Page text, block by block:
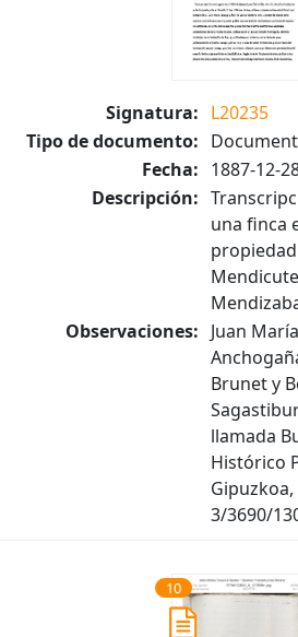
Signatura: L20235
Tipo de documento:
Fecha: 1887-12-
Descripción:
una finca
Observaciones: Juan
Brunet y
llamada
Histórico
Gipuzkoa,
3/3690/
10